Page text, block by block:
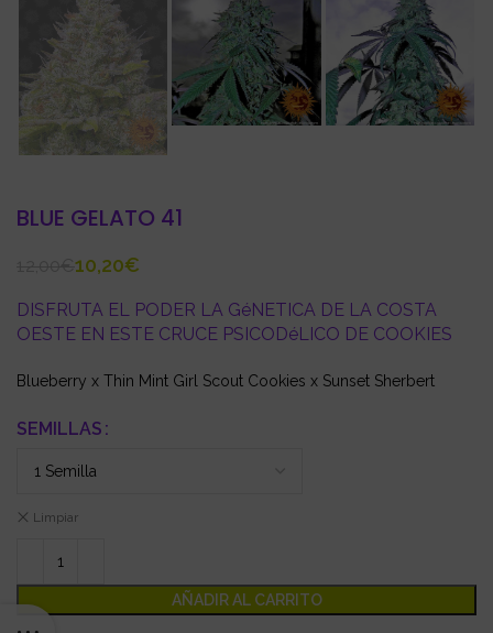
BLUE GELATO 41
10,20€
DISFRUTA EL PODER LA GéNETICA DE LA COSTA
OESTE EN ESTE CRUCE PSICODéLICO DE COOKIES
Blueberry x Thin Mint Girl Scout Cookies x Sunset Sherbert
SEMILLAS
Limpiar
AÑADIR AL CARRITO